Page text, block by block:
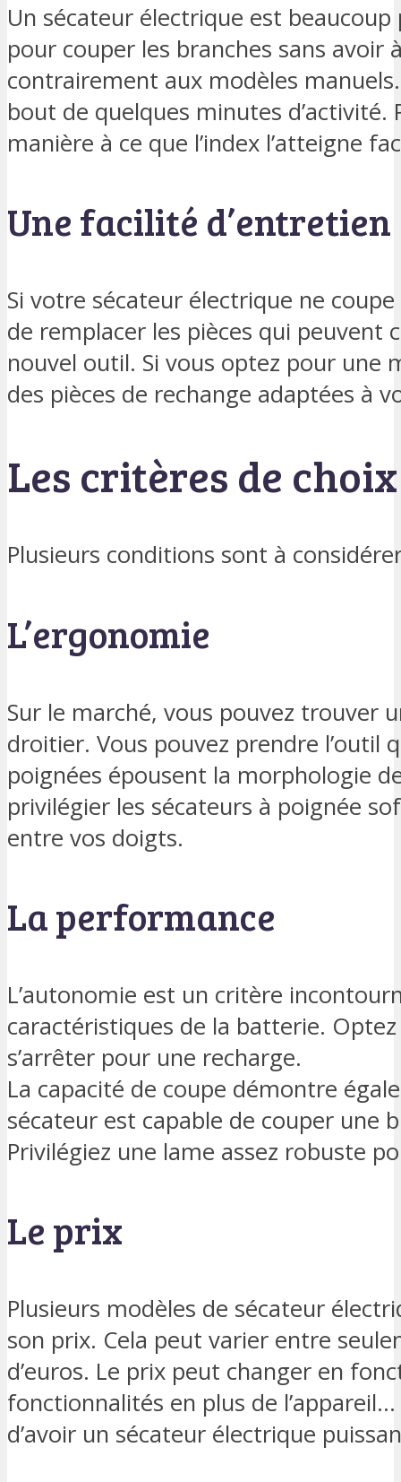
Un sécateur électrique est
pour couper les branches sans avoir
contrairement aux modèles
bout de quelques minutes
manière à ce que l’index l’atteigne
Une facilité d’entretien
Si votre sécateur électrique ne
de remplacer les pièces qui peuvent
nouvel outil. Si vous optez pour une
des pièces de rechange adaptées à
Les critères de choix
Plusieurs conditions sont à
L’ergonomie
Sur le marché, vous pouvez trouver
droitier. Vous pouvez prendre l’outil
poignées épousent la morphologie
privilégier les sécateurs à poignée
entre vos doigts.
La performance
L’autonomie est un critère
caractéristiques de la batterie.
s’arrêter pour une recharge.
La capacité de coupe démontre
sécateur est capable de couper une
Privilégiez une lame assez robuste
Le prix
Plusieurs modèles de sécateur
son prix. Cela peut varier entre
d’euros. Le prix peut changer en
fonctionnalités en plus de
d’avoir un sécateur électrique